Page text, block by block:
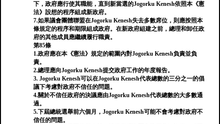
下，政府應行使其職能，直到新當選的Jogorku Kenesh依照本《憲
法》設想的程序組成新政府。
7.如果議會團體聯盟在Jogorku Kenesh失去多數席位，則應按照本
條規定的程序和期限組成政府。在新政府組建之前，總理和卸任政
府的其他成員應繼續履行職責。
第85條
1.政府應在本《憲法》規定的範圍內對Jogorku Kenesh負責並負
責。
2.總理應向Jogorku Kenesh提交政府工作的年度報告。
3. Jogorku Kenesh可以在Jogorku Kenesh代表總數的三分之一的倡
議下考慮對政府不信任的問題。
4.關於不信任政府的決議應由Jogorku Kenesh代表總數的大多數通
過。
5.下屆總統選舉前六個月，Jogorku Kenesh可能不會考慮對政府不
信任的問題。